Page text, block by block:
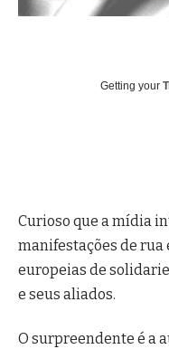
Getting your
Curioso que a mídia
manifestações de
europeias de
e seus aliados.
O surpreendente é a